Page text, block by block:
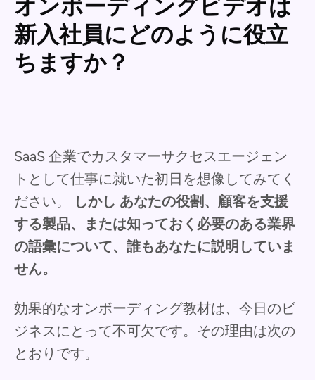
オンボーディングビデオは
新入社員にどのように役立
ちますか？
SaaS 企業でカスタマーサクセスエージェン
トとして仕事に就いた初日を想像してみてく
ださい。
しかし あなたの役割、顧客を支援
する製品、または知っておく必要のある業界
の語彙について、誰もあなたに説明していま
せん。
効果的なオンボーディング教材は、今日のビ
ジネスにとって不可欠です。その理由は次の
とおりです。